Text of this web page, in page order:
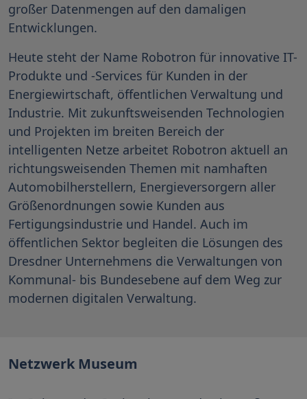
großer Datenmengen auf den damaligen
Entwicklungen.
Heute steht der Name Robotron für innovative IT-
Produkte und -Services für Kunden in der
Energiewirtschaft, öffentlichen Verwaltung und
Industrie. Mit zukunftsweisenden Technologien
und Projekten im breiten Bereich der
intelligenten Netze arbeitet Robotron aktuell an
richtungsweisenden Themen mit namhaften
Automobilherstellern, Energieversorgern aller
Größenordnungen sowie Kunden aus
Fertigungsindustrie und Handel. Auch im
öffentlichen Sektor begleiten die Lösungen des
Dresdner Unternehmens die Verwaltungen von
Kommunal- bis Bundesebene auf dem Weg zur
modernen digitalen Verwaltung.
Netzwerk Museum